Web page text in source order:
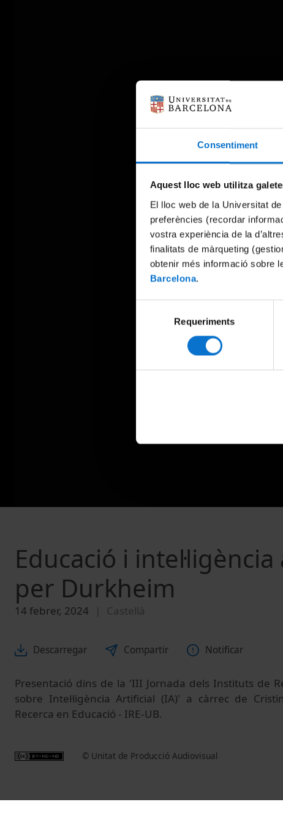
Consentiment
Aquest lloc web utilitza
El lloc web de la Universitat
preferències (recordar
vostra experiència de la
finalitats de màrqueting
obtenir més informació sobre
Barcelona.
consentiment
Requeriments
Educació i
per Durkheim
14 febrer, 2024 Castellà
Descarregar Compartir Notificar
Presentació dins de la 'III Jornada dels Instituts de
sobre Intel·ligència Artificial (IA)' a càrrec de
Recerca en Educació - IRE-UB.
© Unitat de Producció Audiovisual